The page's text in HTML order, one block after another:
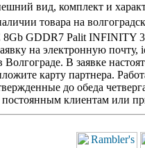
вид, комплект и
товара на
8Gb GDDR7 Palit
на электронную
Волгограде. В заявке
карту партнера.
до обеда
клиентам или